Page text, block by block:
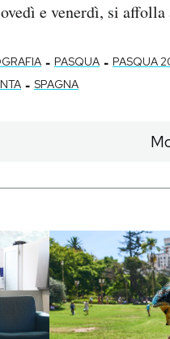
e venerdì, si
- PASQUA - PASQUA
- SPAGNA